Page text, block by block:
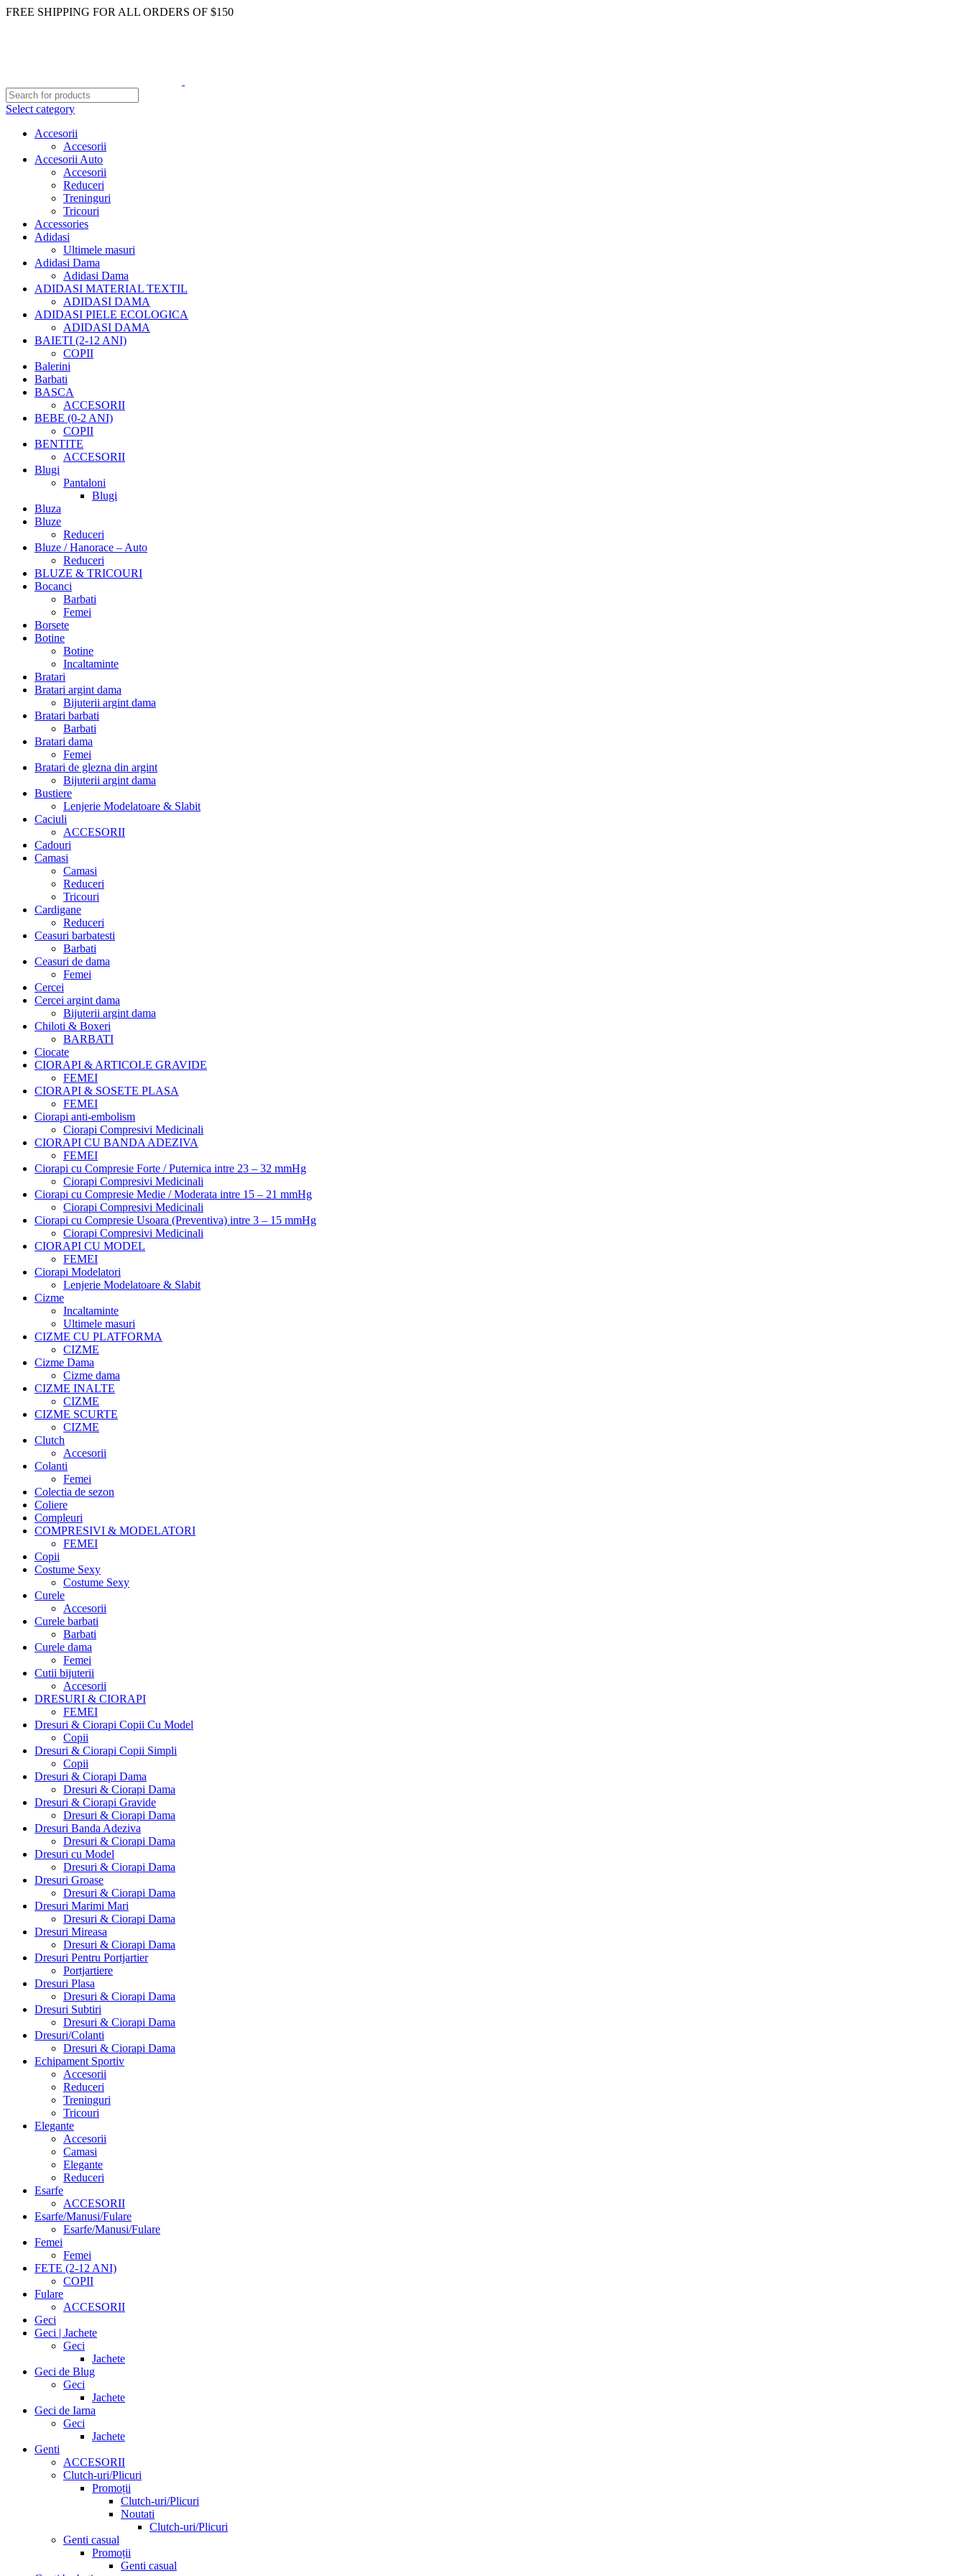
FREE SHIPPING FOR ALL ORDERS OF $150
Select category
Accesorii
Accesorii
Accesorii Auto
Accesorii
Reduceri
Treninguri
Tricouri
Accessories
Adidasi
Ultimele masuri
Adidasi Dama
Adidasi Dama
ADIDASI MATERIAL TEXTIL
ADIDASI DAMA
ADIDASI PIELE ECOLOGICA
ADIDASI DAMA
BAIETI (2-12 ANI)
COPII
Balerini
Barbati
BASCA
ACCESORII
BEBE (0-2 ANI)
COPII
BENTITE
ACCESORII
Blugi
Pantaloni
Blugi
Bluza
Bluze
Reduceri
Bluze / Hanorace – Auto
Reduceri
BLUZE & TRICOURI
Bocanci
Barbati
Femei
Borsete
Botine
Botine
Incaltaminte
Bratari
Bratari argint dama
Bijuterii argint dama
Bratari barbati
Barbati
Bratari dama
Femei
Bratari de glezna din argint
Bijuterii argint dama
Bustiere
Lenjerie Modelatoare & Slabit
Caciuli
ACCESORII
Cadouri
Camasi
Camasi
Reduceri
Tricouri
Cardigane
Reduceri
Ceasuri barbatesti
Barbati
Ceasuri de dama
Femei
Cercei
Cercei argint dama
Bijuterii argint dama
Chiloti & Boxeri
BARBATI
Ciocate
CIORAPI & ARTICOLE GRAVIDE
FEMEI
CIORAPI & SOSETE PLASA
FEMEI
Ciorapi anti-embolism
Ciorapi Compresivi Medicinali
CIORAPI CU BANDA ADEZIVA
FEMEI
Ciorapi cu Compresie Forte / Puternica intre 23 – 32 mmHg
Ciorapi Compresivi Medicinali
Ciorapi cu Compresie Medie / Moderata intre 15 – 21 mmHg
Ciorapi Compresivi Medicinali
Ciorapi cu Compresie Usoara (Preventiva) intre 3 – 15 mmHg
Ciorapi Compresivi Medicinali
CIORAPI CU MODEL
FEMEI
Ciorapi Modelatori
Lenjerie Modelatoare & Slabit
Cizme
Incaltaminte
Ultimele masuri
CIZME CU PLATFORMA
CIZME
Cizme Dama
Cizme dama
CIZME INALTE
CIZME
CIZME SCURTE
CIZME
Clutch
Accesorii
Colanti
Femei
Colectia de sezon
Coliere
Compleuri
COMPRESIVI & MODELATORI
FEMEI
Copii
Costume Sexy
Costume Sexy
Curele
Accesorii
Curele barbati
Barbati
Curele dama
Femei
Cutii bijuterii
Accesorii
DRESURI & CIORAPI
FEMEI
Dresuri & Ciorapi Copii Cu Model
Copii
Dresuri & Ciorapi Copii Simpli
Copii
Dresuri & Ciorapi Dama
Dresuri & Ciorapi Dama
Dresuri & Ciorapi Gravide
Dresuri & Ciorapi Dama
Dresuri Banda Adeziva
Dresuri & Ciorapi Dama
Dresuri cu Model
Dresuri & Ciorapi Dama
Dresuri Groase
Dresuri & Ciorapi Dama
Dresuri Marimi Mari
Dresuri & Ciorapi Dama
Dresuri Mireasa
Dresuri & Ciorapi Dama
Dresuri Pentru Portjartier
Portjartiere
Dresuri Plasa
Dresuri & Ciorapi Dama
Dresuri Subtiri
Dresuri & Ciorapi Dama
Dresuri/Colanti
Dresuri & Ciorapi Dama
Echipament Sportiv
Accesorii
Reduceri
Treninguri
Tricouri
Elegante
Accesorii
Camasi
Elegante
Reduceri
Esarfe
ACCESORII
Esarfe/Manusi/Fulare
Esarfe/Manusi/Fulare
Femei
Femei
FETE (2-12 ANI)
COPII
Fulare
ACCESORII
Geci
Geci | Jachete
Geci
Jachete
Geci de Blug
Geci
Jachete
Geci de Iarna
Geci
Jachete
Genti
ACCESORII
Clutch-uri/Plicuri
Promoții
Clutch-uri/Plicuri
Noutati
Clutch-uri/Plicuri
Genti casual
Promoții
Genti casual